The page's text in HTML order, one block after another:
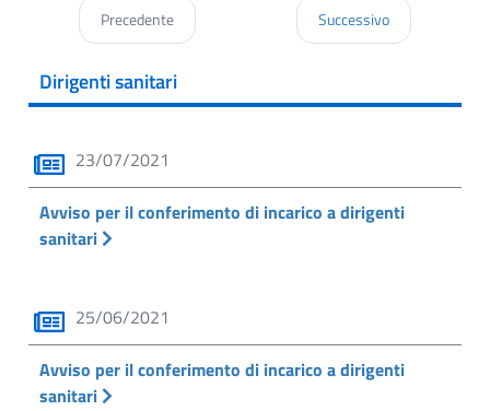
Precedente Successivo
Dirigenti sanitari
23/07/2021
Avviso per il conferimento di incarico a dirigenti
sanitari
25/06/2021
Avviso per il conferimento di incarico a dirigenti
sanitari